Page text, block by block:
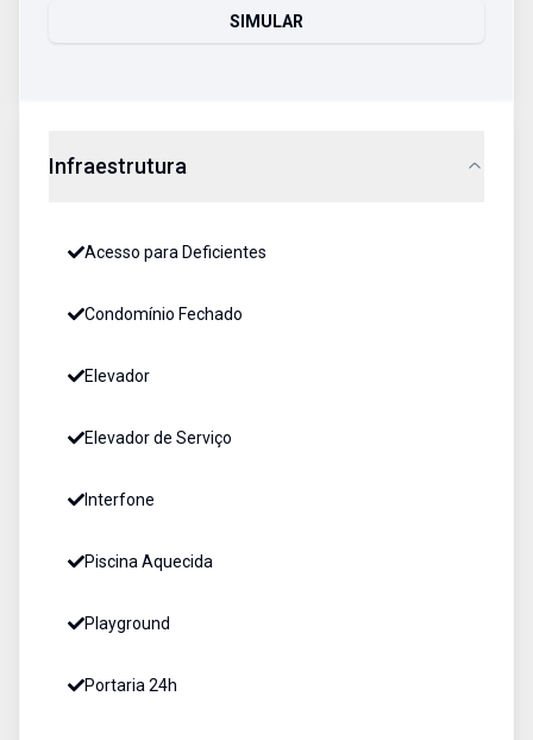
SIMULAR
Infraestrutura
Acesso para Deficientes
Condomínio Fechado
Elevador
Elevador de Serviço
Interfone
Piscina Aquecida
Playground
Portaria 24h